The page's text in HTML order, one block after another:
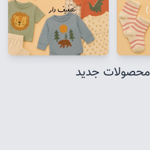
محصولات جدید